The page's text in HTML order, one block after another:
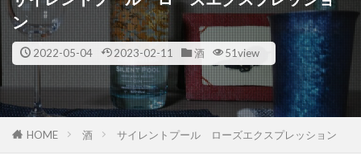
ン
2022-05-04 2023-02-11 酒 51view
HOME 酒 サイレントプール ローズエクスプレッション